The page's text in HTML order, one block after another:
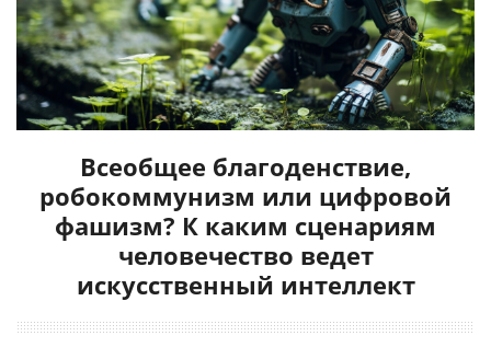
Всеобщее благоденствие,
робокоммунизм или цифровой
фашизм? К каким сценариям
человечество ведет
искусственный интеллект